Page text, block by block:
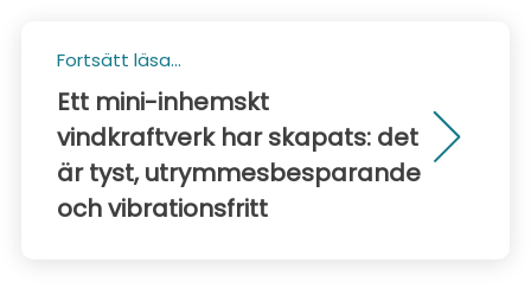
Fortsätt läsa...
Ett mini-inhemskt
vindkraftverk har skapats: det
är tyst, utrymmesbesparande
och vibrationsfritt